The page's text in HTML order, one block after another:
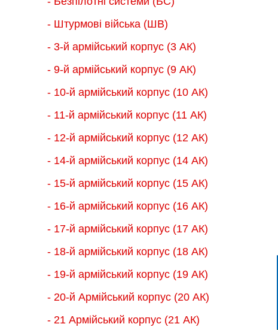
- Штурмові війська (ШВ)
- 3-й армійський корпус (3 АК)
- 9-й армійський корпус (9 АК)
- 10-й армійський корпус (10 АК)
- 11-й армійський корпус (11 АК)
- 12-й армійський корпус (12 АК)
- 14-й армійський корпус (14 АК)
- 15-й армійський корпус (15 АК)
- 16-й армійський корпус (16 АК)
- 17-й армійський корпус (17 АК)
- 18-й армійський корпус (18 AК)
- 19-й армійський корпус (19 АК)
- 20-й Армійський корпус (20 АК)
- 21 Армійський корпус (21 АК)